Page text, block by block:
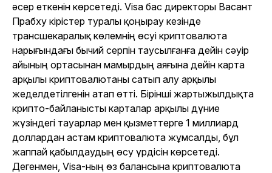
әсер еткенін көрсетеді. Visa бас директоры Васант
Прабху кірістер туралы қоңырау кезінде
трансшекаралық көлемнің өсуі криптовалюта
нарығындағы бычий серпін таусылғанға дейін сәуір
айының ортасынан мамырдың аяғына дейін карта
арқылы криптовалютаны сатып алу арқылы
жеделдетілгенін атап өтті. Бірінші жартыжылдықта
крипто-байланысты карталар арқылы дүние
жүзіндегі тауарлар мен қызметтерге 1 миллиард
доллардан астам криптовалюта жұмсалды, бұл
жаппай қабылдаудың өсу үрдісін көрсетеді.
Дегенмен, Visa-ның өз балансына криптовалюта